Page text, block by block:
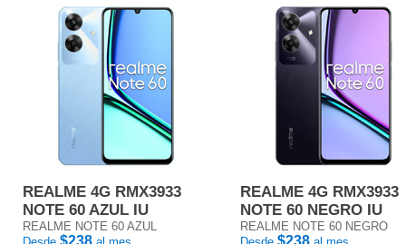
REALME 4G RMX3933
NOTE 60 AZUL IU
REALME NOTE 60 AZUL
$238
REALME 4G RMX3933
NOTE 60 NEGRO IU
REALME NOTE 60 NEGRO
$238